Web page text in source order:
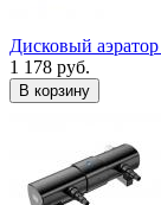
Дисковый
1 178 руб.
В корзину